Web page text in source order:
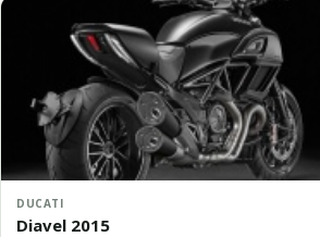
DUCATI
Diavel 2015